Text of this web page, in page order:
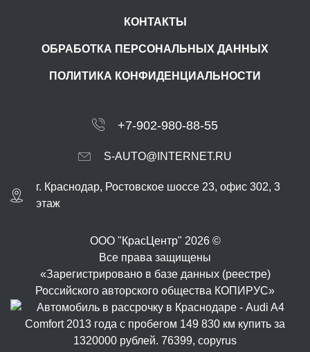
КОНТАКТЫ
ОБРАБОТКА ПЕРСОНАЛЬНЫХ ДАННЫХ
ПОЛИТИКА КОНФИДЕНЦИАЛЬНОСТИ
+7-902-980-88-55
S-AUTO@INTERNET.RU
г. Краснодар, Ростовское шоссе 23, офис 302, 3
этаж
ООО "КрасЦентр" 2026 ©
Все права защищены
«Зарегистрировано в базе данных (реестре)
Российского авторского общества КОПИРУС»